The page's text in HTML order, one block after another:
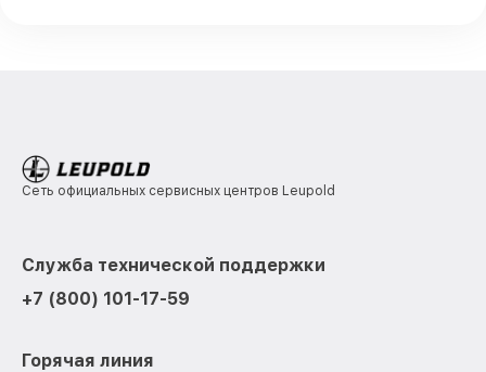
Сеть официальных сервисных центров Leupold
Служба технической поддержки
+7 (800) 101-17-59
Горячая линия